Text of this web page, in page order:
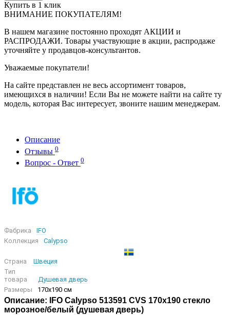
Купить в 1 клик
ВНИМАНИЕ ПОКУПАТЕЛЯМ!
В нашем магазине постоянно проходят АКЦИИ и
РАСПРОДАЖИ. Товары участвующие в акции, распродаже
уточняйте у продавцов-консультантов.
Уважаемые покупатели!
На сайте представлен не весь ассортимент товаров,
имеющихся в наличии! Если Вы не можете найти на сайте ту
модель, которая Вас интересует, звоните нашим менеджерам.
Описание
Отзывы 0
Вопрос - Ответ 0
Фабрика
IFO
Коллекция
Calypso
Страна
Швеция
Тип
товара
Душевая дверь
Размеры
170x190 см
Описание: IFO Calypso 513591 CVS 170x190 стекло
морозное/белый (душевая дверь)